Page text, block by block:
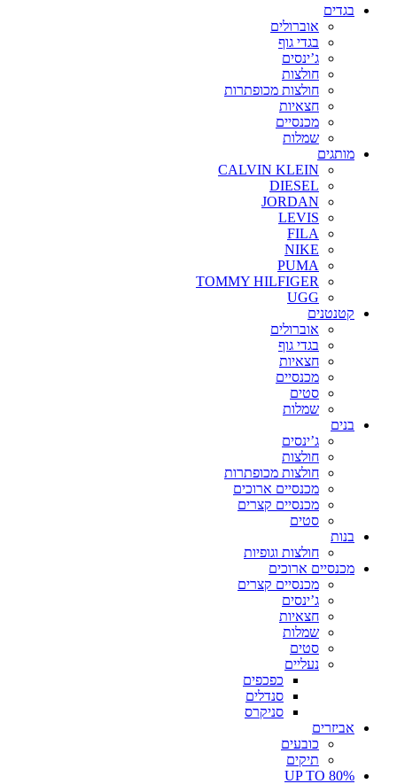
בגדים
אוברולים
בגדי גוף
ג’ינסים
חולצות
חולצות מכופתרות
חצאיות
מכנסיים
שמלות
מותגים
CALVIN KLEIN
DIESEL
JORDAN
LEVIS
FILA
NIKE
PUMA
TOMMY HILFIGER
UGG
קטנטנים
אוברולים
בגדי גוף
חצאיות
מכנסיים
סטים
שמלות
בנים
ג’ינסים
חולצות
חולצות מכופתרות
מכנסיים ארוכים
מכנסיים קצרים
סטים
בנות
חולצות וגופיות
מכנסיים ארוכים
מכנסיים קצרים
ג’ינסים
חצאיות
שמלות
סטים
נעליים
כפכפים
סנדלים
סניקרס
אביזרים
כובעים
תיקים
UP TO 80%